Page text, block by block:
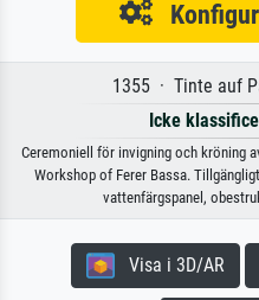
1355 · Tinte auf
Icke
Ceremoniell för invigning och kröning
Workshop of Ferer Bassa.
vattenfärgspanel,
Visa i 3D/AR